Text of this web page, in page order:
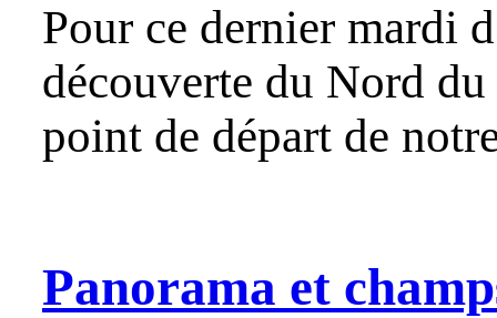
Pour ce dernier mardi
découverte du Nord
point de départ de
Panorama et